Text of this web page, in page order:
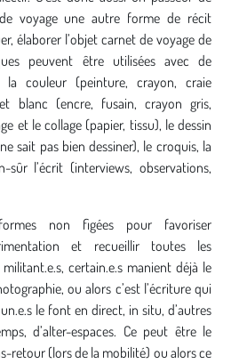
voyage une autre forme de récit
élaborer l’objet carnet de voyage de
peuvent être utilisées avec de
la couleur (peinture, crayon, craie
blanc (encre, fusain, crayon gris,
et le collage (papier, tissu), le dessin
sait pas bien dessiner), le croquis, la
sûr l’écrit (interviews, observations,
non figées pour favoriser
et recueillir toutes les
certain.e.s manient déjà le
ou alors c’est l’écriture qui
le font en direct, in situ, d’autres
d’alter-espaces. Ce peut être le
retour (lors de la mobilité) ou alors ce